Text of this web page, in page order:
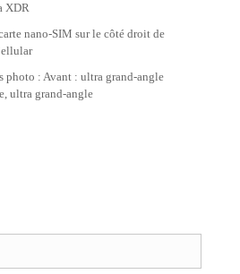
XDR
nano-SIM sur le côté droit de
photo : Avant : ultra grand-angle
ultra grand-angle